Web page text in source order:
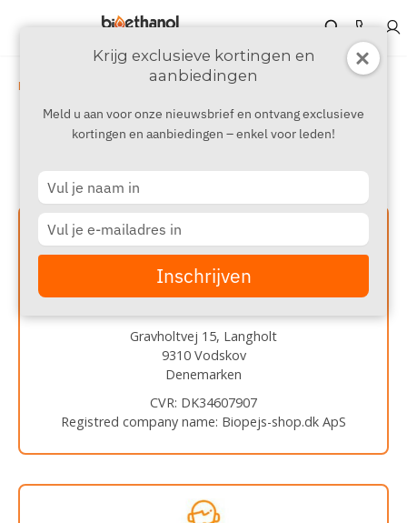
Krijg exclusieve kortingen en
aanbiedingen
Meld u aan voor onze nieuwsbrief en ontvang exclusieve
kortingen en aanbiedingen – enkel voor leden!
Type
your
name
Type
your
email
Inschrijven
Bioethanol-haard.be Over ons
Over ons
Informatie
Gravholtvej 15, Langholt
9310 Vodskov
Denemarken
CVR: DK34607907
Registred company name: Biopejs-shop.dk ApS